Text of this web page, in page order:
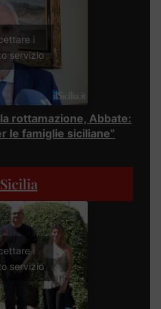
i
servizio
rottamazione, Abbate:
le famiglie siciliane”
i
servizio